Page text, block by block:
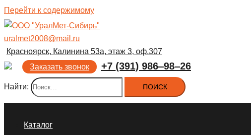
Перейти к содержимому
uralmet2008@mail.ru
Красноярск, Калинина 53а, этаж 3, оф.307
Заказать звонок
+7 (391) 986‒98‒26
Найти:
Каталог